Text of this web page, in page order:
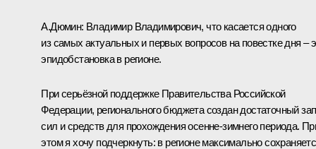
А.Дюмин: Владимир Владимирович, что касается одного
из самых актуальных и первых вопросов на повестке дня –
эпидобстановка в регионе.
При серьёзной поддержке Правительства Российской
Федерации, регионального бюджета создан достаточный
сил и средств для прохождения осенне-зимнего периода.
этом я хочу подчеркнуть: в регионе максимально